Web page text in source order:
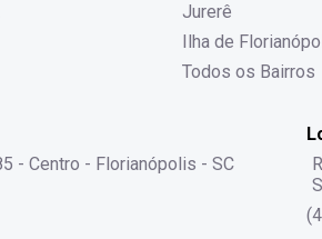
Jurerê
Ilha de
Todos os Bairros
- Centro - Florianópolis - SC